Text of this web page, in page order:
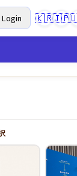
Login 🇰🇷🇯🇵